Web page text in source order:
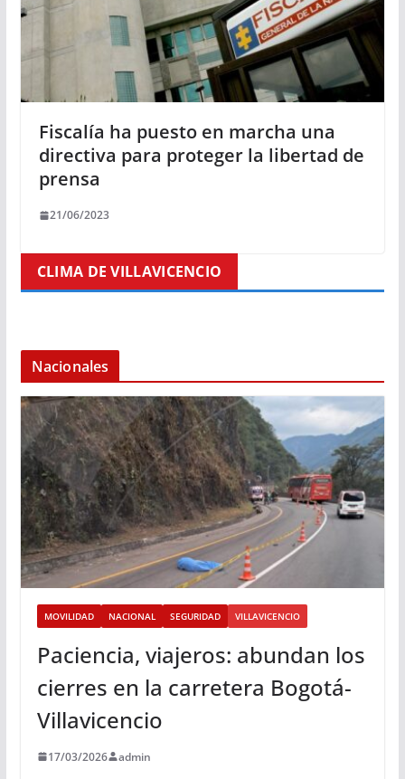
Fiscalía ha puesto en marcha una
directiva para proteger la libertad de
prensa
21/06/2023
CLIMA DE VILLAVICENCIO
Nacionales
MOVILIDAD NACIONAL SEGURIDAD VILLAVICENCIO
Paciencia, viajeros: abundan los
cierres en la carretera Bogotá-
Villavicencio
17/03/2026 admin